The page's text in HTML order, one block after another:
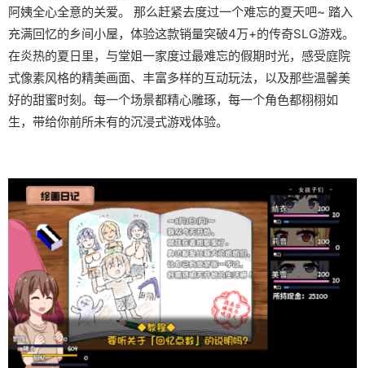
阿姨全心全意的关爱。 那么赶紧去度过一个难忘的夏天吧~ 踏入
充满回忆的乡间小屋，体验这款销量突破4万+的传奇SLG游戏。
在炎热的夏日里，与堂姐一家度过最难忘的假期时光，感受庭院
式像素风格的精美画面、丰富多样的互动玩法，以及那些温馨美
好的甜蜜时刻。每一个场景都精心雕琢，每一个角色都栩栩如
生，带给你前所未有的沉浸式游戏体验。